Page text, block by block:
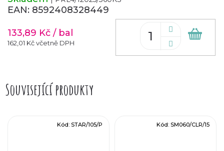
EAN: 8592408328449
133,89 Kč / bal
162,01 Kč včetně DPH
Související produkty
Kód: STAR/105/P Kód: SM060/CLR/15